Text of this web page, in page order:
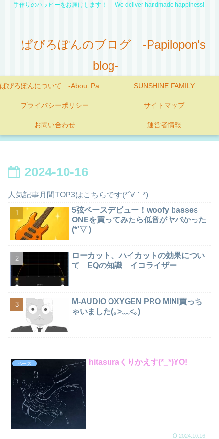
手作りのハッピーをお届けします！ -We deliver handmade happiness!-
ぱぴろぽんのブログ -Papilopon's
blog-
SUNSHINE FAMILY
プライバシーポリシー サイトマップ
お問い合わせ 運営者情報
2024-10-16
人気記事月間TOP3はこちらです(*´∀｀*)
5弦ベースデビュー！woofy basses
ONEを買ってみたら低音がヤバかった
(*'▽')
ローカット、ハイカットの効果につい
て EQの知識 イコライザー
M-AUDIO OXYGEN PRO MINI買っち
ゃいました(｡>﹏<｡)
ベース hitasuraくりかえす(*_*)YO!
2024.10.16